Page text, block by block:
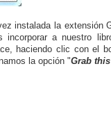
instalada la extensión
incorporar a nuestro
haciendo clic con el
la opción "Grab